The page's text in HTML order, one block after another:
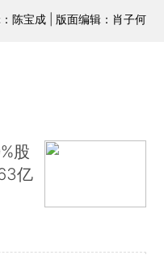
陈宝成 | 版面编辑：肖子何
股
亿